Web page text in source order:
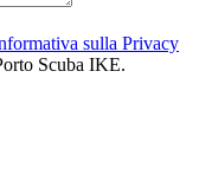
sulla Privacy
Scuba IKE.